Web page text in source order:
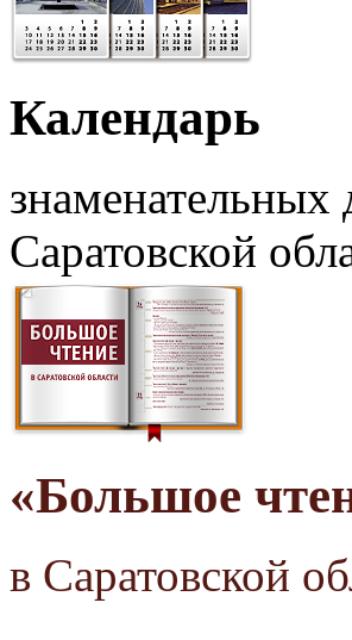
Календарь
знаменательных
Саратовской
«Большое
в Саратовской